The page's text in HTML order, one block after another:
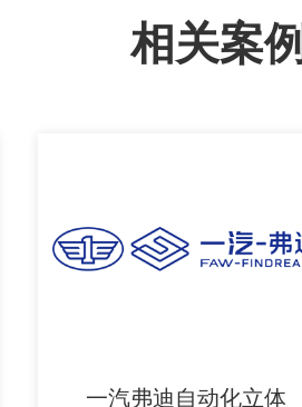
相关案例
一汽弗迪自动化立体